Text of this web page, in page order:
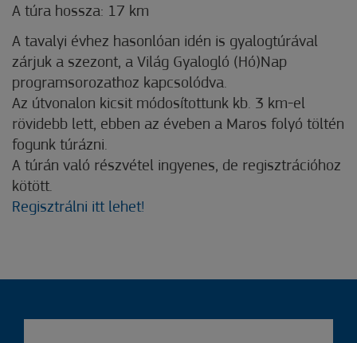
A túra hossza: 17 km
A tavalyi évhez hasonlóan idén is gyalogtúrával
zárjuk a szezont, a Világ Gyalogló (Hó)Nap
programsorozathoz kapcsolódva.
Az útvonalon kicsit módosítottunk kb. 3 km-el
rövidebb lett, ebben az éveben a Maros folyó töltén
fogunk túrázni.
A túrán való részvétel ingyenes, de regisztrációhoz
kötött.
Regisztrálni itt lehet!